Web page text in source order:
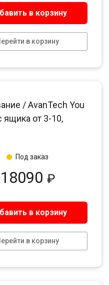
в корзину
в корзину
/ AvanTech You
ящика от 3-10,
18090 ₽
в корзину
в корзину
Под заказ